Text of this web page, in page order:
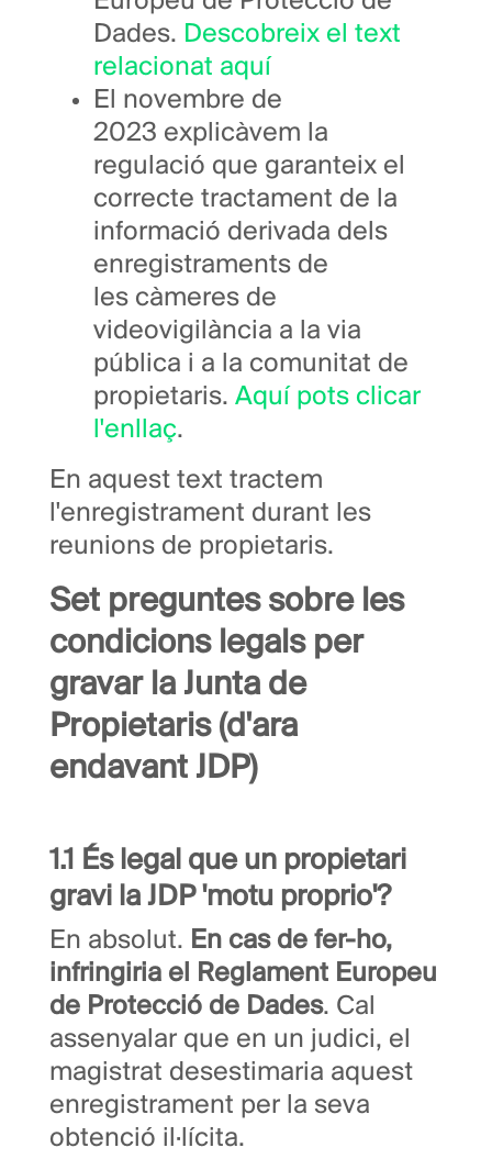
Dades. Descobreix el text
relacionat aquí
El novembre de
2023 explicàvem la
regulació que garanteix el
correcte tractament de la
informació derivada dels
enregistraments de
les càmeres de
videovigilància a la via
pública i a la comunitat de
propietaris. Aquí pots clicar
l'enllaç.
En aquest text tractem
l'enregistrament durant les
reunions de propietaris.
Set preguntes sobre les
condicions legals per
gravar la Junta de
Propietaris (d'ara
endavant JDP)
1.1 És legal que un propietari
gravi la JDP 'motu proprio'?
En absolut. En cas de fer-ho,
infringiria el Reglament Europeu
de Protecció de Dades. Cal
assenyalar que en un judici, el
magistrat desestimaria aquest
enregistrament per la seva
obtenció il·lícita.